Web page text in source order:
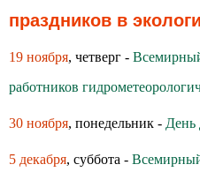
праздников в
19 ноября, четверг -
работников
30 ноября, понедельник -
5 декабря, суббота -